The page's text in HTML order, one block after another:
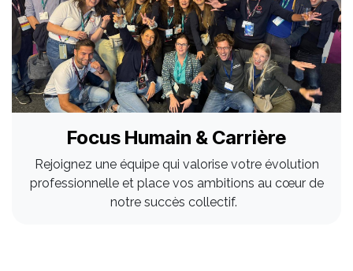
Focus Humain & Carrière
Rejoignez une équipe qui valorise votre évolution
professionnelle et place vos ambitions au cœur de
notre succès collectif.